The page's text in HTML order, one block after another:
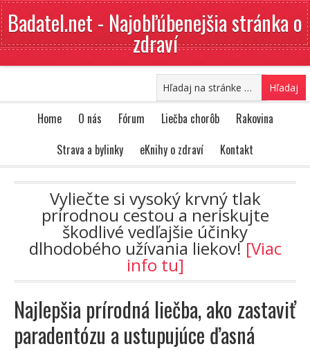
Badatel.net - Najobľúbenejšia stránka o
zdraví
Home O nás Fórum Liečba chorôb
Rakovina
Strava a bylinky
eKnihy o zdraví Kontakt
Vyliečte si vysoký krvný tlak
prírodnou cestou a neriskujte
škodlivé vedľajšie účinky
dlhodobého užívania liekov![Viac
info tu]
Najlepšia prírodná liečba, ako zastaviť
paradentózu a ustupujúce ďasná